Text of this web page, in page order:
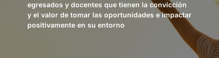
egresados y docentes que tienen la convicción
y el valor de tomar las oportunidades e impactar
positivamente en su entorno